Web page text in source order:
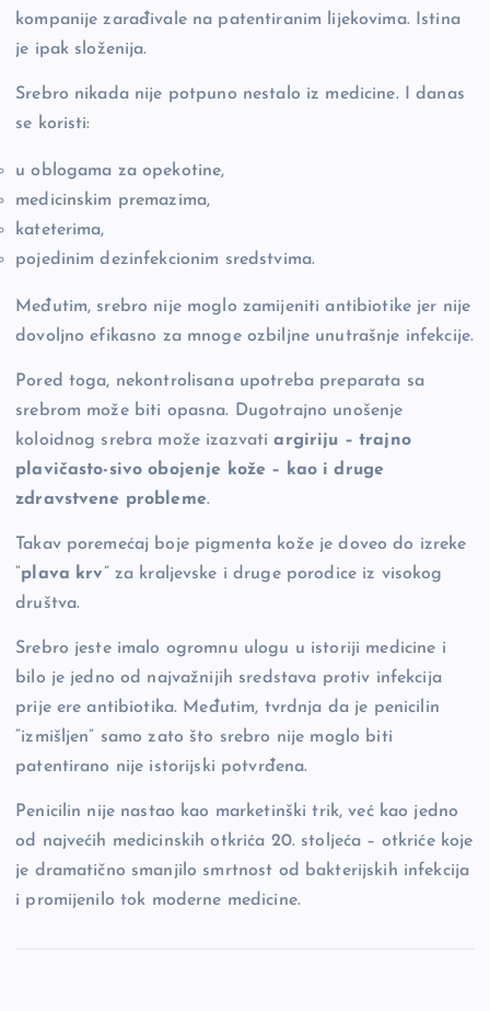
kompanije zarađivale na patentiranim lijekovima. Istina
je ipak složenija.
Srebro nikada nije potpuno nestalo iz medicine. I danas
se koristi:
u oblogama za opekotine,
medicinskim premazima,
kateterima,
pojedinim dezinfekcionim sredstvima.
Međutim, srebro nije moglo zamijeniti antibiotike jer nije
dovoljno efikasno za mnoge ozbiljne unutrašnje infekcije.
Pored toga, nekontrolisana upotreba preparata sa
srebrom može biti opasna. Dugotrajno unošenje
koloidnog srebra može izazvatiargiriju – trajno
plavičasto-sivo obojenje kože – kao i druge
zdravstvene probleme.
Takav poremećaj boje pigmenta kože je doveo do izreke
“plava krv” za kraljevske i druge porodice iz visokog
društva.
Srebro jeste imalo ogromnu ulogu u istoriji medicine i
bilo je jedno od najvažnijih sredstava protiv infekcija
prije ere antibiotika. Međutim, tvrdnja da je penicilin
“izmišljen” samo zato što srebro nije moglo biti
patentirano nije istorijski potvrđena.
Penicilin nije nastao kao marketinški trik, već kao jedno
od najvećih medicinskih otkrića 20. stoljeća – otkriće koje
je dramatično smanjilo smrtnost od bakterijskih infekcija
i promijenilo tok moderne medicine.